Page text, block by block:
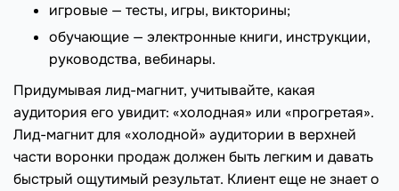
игровые — тесты, игры, викторины;
обучающие — электронные книги, инструкции,
руководства, вебинары.
Придумывая лид-магнит, учитывайте, какая
аудитория его увидит: «холодная» или «прогретая».
Лид-магнит для «холодной» аудитории в верхней
части воронки продаж должен быть легким и давать
быстрый ощутимый результат. Клиент еще не знает о